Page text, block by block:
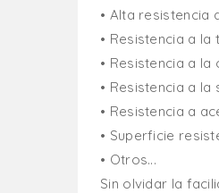
• Alta resistencia
• Resistencia a la
• Resistencia a la
• Resistencia a la
• Resistencia a
• Superficie
• Otros...
Sin olvidar la